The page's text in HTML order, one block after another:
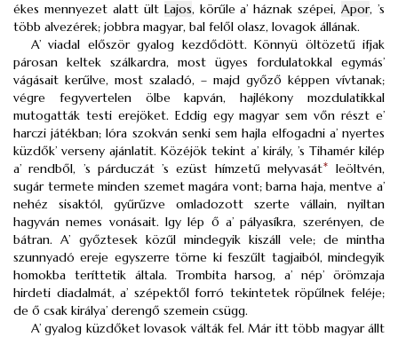
ékes mennyezet alatt ült Lajos, körűle a’ háznak szépei,Apor, ’s
több alvezérek; jobbra magyar, bal felől olasz, lovagok állának.
A’ viadal először gyalog kezdődött. Könnyü öltözetű ifjak
párosan keltek szálkardra, most ügyes fordulatokkal egymás’
vágásait kerűlve, most szaladó, – majd győző képpen vívtanak;
végre fegyvertelen ölbe kapván, hajlékony mozdulatikkal
mutogatták testi erejöket. Eddig egy magyar sem vőn részt e’
harczi játékban; lóra szokván senki sem hajla elfogadni a’ nyertes
küzdők’ verseny ajánlatit. Közéjök tekint a’ király, ’s Tihamér kilép
a’ rendből, ’s párduczát ’s ezüst hímzetű melyvasát*
leöltvén,
sugár termete minden szemet magára vont; barna haja, mentve a’
nehéz sisaktól, gyűrűzve omladozott szerte vállain, nyiltan
hagyván nemes vonásait. Igy lép ő a’ pályasíkra, szerényen, de
bátran. A’ győztesek közűl mindegyik kiszáll vele; de mintha
szunnyadó ereje egyszerre törne ki feszűlt tagjaiból, mindegyik
homokba teríttetik általa. Trombita harsog, a’ nép’ örömzaja
hirdeti diadalmát, a’ szépektől forró tekintetek röpűlnek feléje;
de ő csak királya’ derengő szemein csügg.
A’ gyalog küzdőket lovasok válták fel. Már itt több magyar állt